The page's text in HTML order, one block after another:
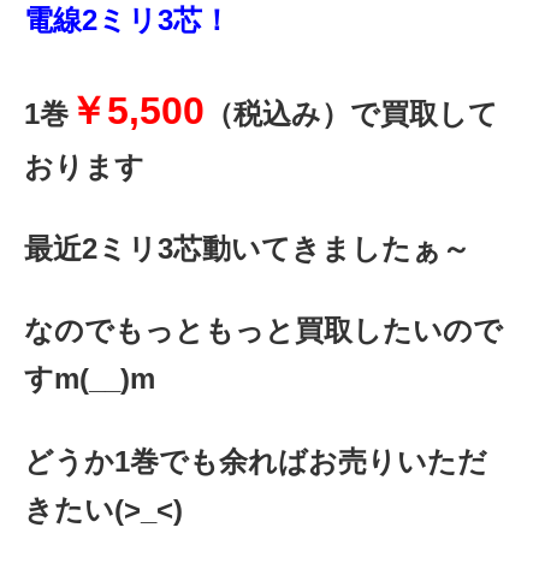
電線2ミリ3芯！
1巻 ￥5,500 （税込み）で買取して
おります
最近2ミリ3芯動いてきましたぁ～
なのでもっともっと買取したいので
すm(__)m
どうか1巻でも余ればお売りいただ
きたい(>_<)